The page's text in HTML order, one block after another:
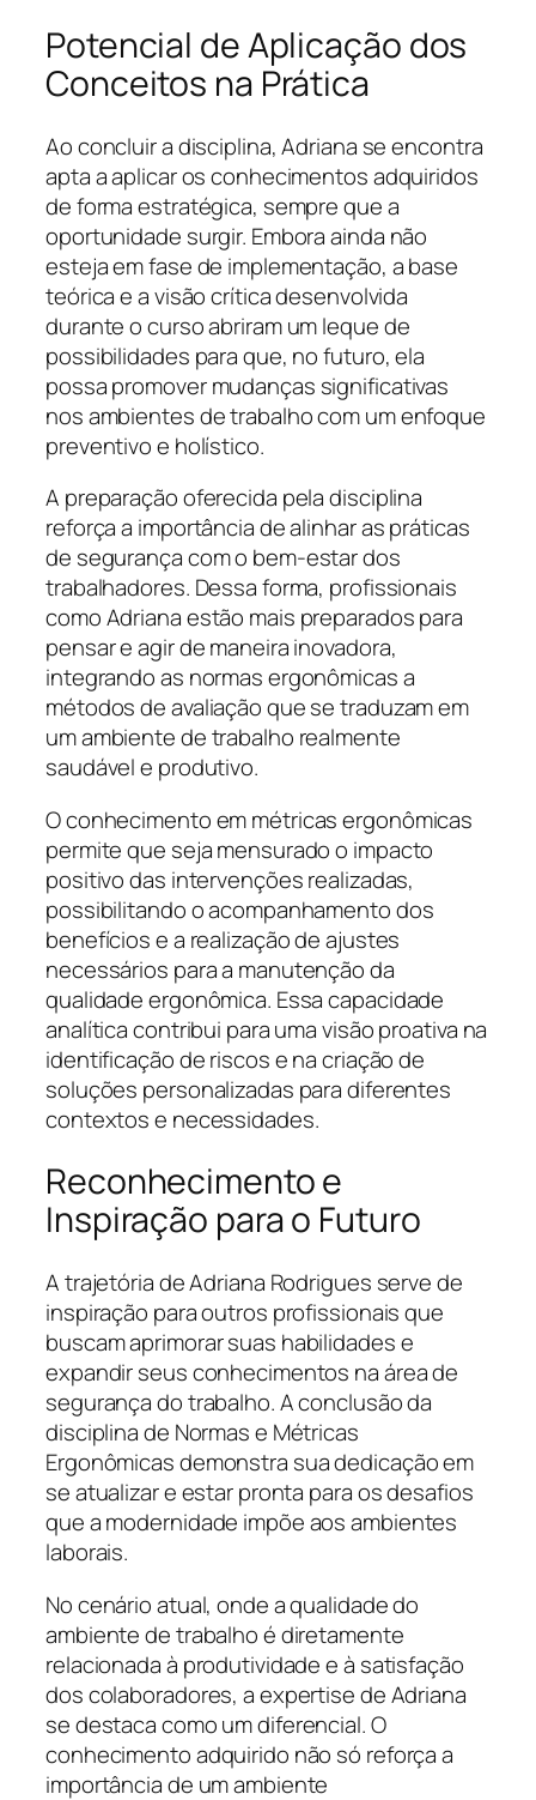
Potencial de Aplicação dos
Conceitos na Prática
Ao concluir a disciplina, Adriana se encontra
apta a aplicar os conhecimentos adquiridos
de forma estratégica, sempre que a
oportunidade surgir. Embora ainda não
esteja em fase de implementação, a base
teórica e a visão crítica desenvolvida
durante o curso abriram um leque de
possibilidades para que, no futuro, ela
possa promover mudanças significativas
nos ambientes de trabalho com um enfoque
preventivo e holístico.
A preparação oferecida pela disciplina
reforça a importância de alinhar as práticas
de segurança com o bem-estar dos
trabalhadores. Dessa forma, profissionais
como Adriana estão mais preparados para
pensar e agir de maneira inovadora,
integrando as normas ergonômicas a
métodos de avaliação que se traduzam em
um ambiente de trabalho realmente
saudável e produtivo.
O conhecimento em métricas ergonômicas
permite que seja mensurado o impacto
positivo das intervenções realizadas,
possibilitando o acompanhamento dos
benefícios e a realização de ajustes
necessários para a manutenção da
qualidade ergonômica. Essa capacidade
analítica contribui para uma visão proativa na
identificação de riscos e na criação de
soluções personalizadas para diferentes
contextos e necessidades.
Reconhecimento e
Inspiração para o Futuro
A trajetória de Adriana Rodrigues serve de
inspiração para outros profissionais que
buscam aprimorar suas habilidades e
expandir seus conhecimentos na área de
segurança do trabalho. A conclusão da
disciplina de Normas e Métricas
Ergonômicas demonstra sua dedicação em
se atualizar e estar pronta para os desafios
que a modernidade impõe aos ambientes
laborais.
No cenário atual, onde a qualidade do
ambiente de trabalho é diretamente
relacionada à produtividade e à satisfação
dos colaboradores, a expertise de Adriana
se destaca como um diferencial. O
conhecimento adquirido não só reforça a
importância de um ambiente